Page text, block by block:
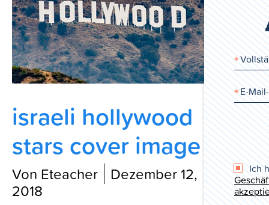
Deutsch
Русский
Über die Aharon Rosen
Zertifizierung
Kontakt
Blog
israeli hollywood
stars cover image
Von Eteacher
Dezember 12,
2018
Ich